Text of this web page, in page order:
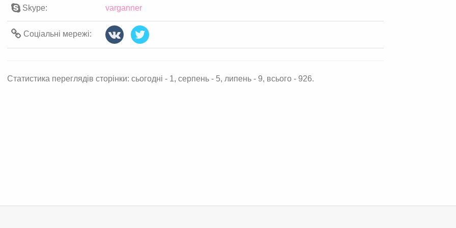
Skype: varganner
Соціальні мережі:
Статистика переглядів сторінки: сьогодні - 1, серпень - 5, липень - 9, всього - 926.